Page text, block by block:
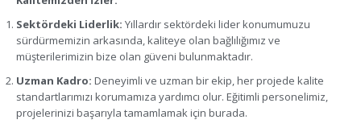
Sektördeki Liderlik: Yıllardır sektördeki lider konumumuzu
sürdürmemizin arkasında, kaliteye olan bağlılığımız ve
müşterilerimizin bize olan güveni bulunmaktadır.
Uzman Kadro: Deneyimli ve uzman bir ekip, her projede kalite
standartlarımızı korumamıza yardımcı olur. Eğitimli personelimiz,
projelerinizi başarıyla tamamlamak için burada.